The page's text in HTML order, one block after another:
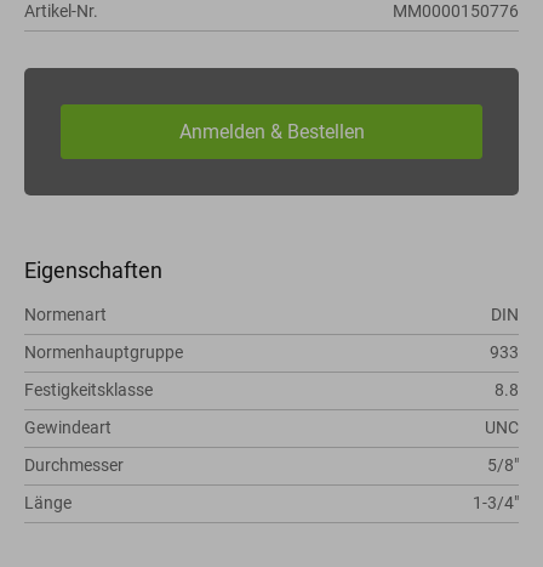
Artikel-Nr. MM0000150776
Eigenschaften
Normenart
DIN
Normenhauptgruppe
933
Festigkeitsklasse
8.8
Gewindeart
UNC
Durchmesser
5/8"
Länge
1-3/4"